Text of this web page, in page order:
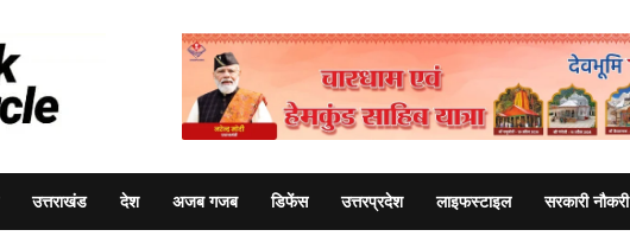
उत्तराखंड देश अजब गजब डिफेंस उत्तरप्रदेश लाइफस्टाइल सरकारी नौकरी